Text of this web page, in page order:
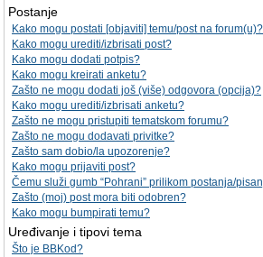
Postanje
Kako mogu postati [objaviti] temu/post na forum(u)?
Kako mogu urediti/izbrisati post?
Kako mogu dodati potpis?
Kako mogu kreirati anketu?
Zašto ne mogu dodati još (više) odgovora (opcija)?
Kako mogu urediti/izbrisati anketu?
Zašto ne mogu pristupiti tematskom forumu?
Zašto ne mogu dodavati privitke?
Zašto sam dobio/la upozorenje?
Kako mogu prijaviti post?
Čemu služi gumb “Pohrani” prilikom postanja/
Zašto (moj) post mora biti odobren?
Kako mogu bumpirati temu?
Uređivanje i tipovi tema
Što je BBKod?